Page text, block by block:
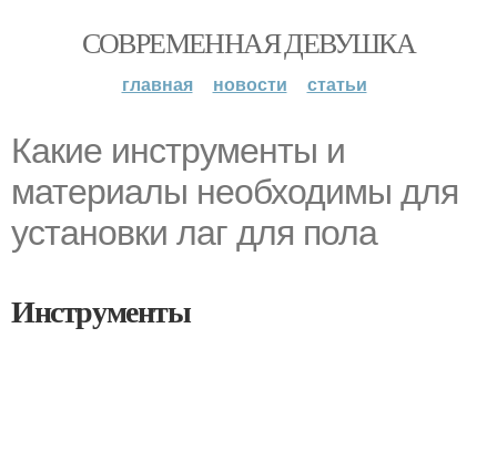
СОВРЕМЕННАЯ ДЕВУШКА
главная новости статьи
Какие инструменты и
материалы необходимы для
установки лаг для пола
Инструменты